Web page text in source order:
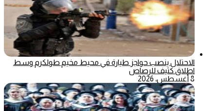
الاحتلال ينصب حواجز طيارة في محيط مخيم طولكرم وسط
اطلاق كثيف للرصاص
8 أغسطس، 2026